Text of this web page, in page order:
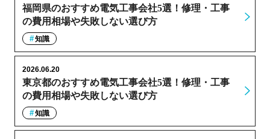
福岡県のおすすめ電気工事会社5選！修理・工事
の費用相場や失敗しない選び方
知識
東京都のおすすめ電気工事会社5選！修理・工事
の費用相場や失敗しない選び方
2026.06.20
知識